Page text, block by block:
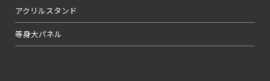
アクリルスタンド
等身大パネル